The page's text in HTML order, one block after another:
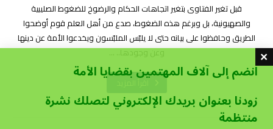
قبل تغير الفتاوى بتغير اتجاهات الحكام والرضوخ للضغوط الصليبية
والصهيونية، بل وبرغم هذه الضغوط، صدع من أهل العلم قوم أوضحوا
الطريق وحافظوا على بيانه حتى لا يلبّس الملبّسون ويخدعوا الأمة عن دينها
وعن وجودها.. ...
اقرأ المزيد
انضم إلى آلاف المهتمين بقضايا الأمة
زودنا بعنوان بريدك الإلكتروني لتصلك نشرة
منتظمة